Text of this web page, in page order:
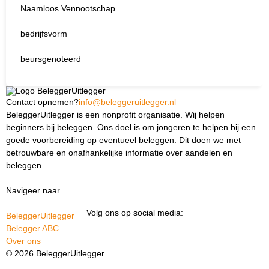
Naamloos Vennootschap
bedrijfsvorm
beursgenoteerd
Contact opnemen?info@beleggeruitlegger.nl
BeleggerUitlegger is een nonprofit organisatie. Wij helpen
beginners bij beleggen. Ons doel is om jongeren te helpen bij een
goede voorbereiding op eventueel beleggen. Dit doen we met
betrouwbare en onafhankelijke informatie over aandelen en
beleggen.
Navigeer naar...
BeleggerUitlegger
Belegger ABC
Over ons
Volg ons op social media:
© 2026 BeleggerUitlegger